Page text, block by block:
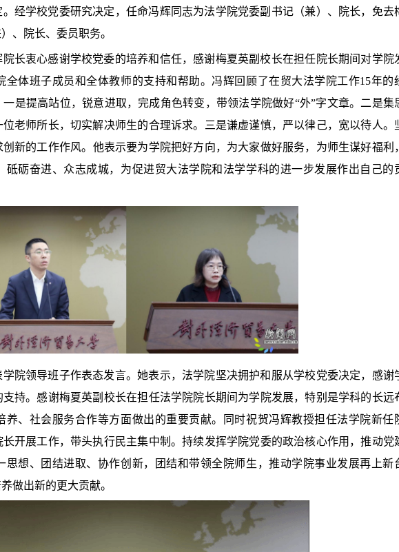
经学校党委研究决定，任命冯辉同志为法学院党委副书记（兼）、院长，免去
、院长、委员职务。
长衷心感谢学校党委的培养和信任，感谢梅夏英副校长在担任院长期间对学院
全体班子成员和全体教师的支持和帮助。冯辉回顾了在贸大法学院工作15年的
一是提高站位，锐意进取，完成角色转变，带领法学院做好“外”字文章。 二是集
老师所长，切实解决师生的合理诉求。
三是谦虚谨慎，严以律己，宽以待人。
新的工作作风。 他表示要为学院把好方向，为大家做好服务，为师生谋好福利
砥砺奋进、众志成城，为促进贸大法学院和法学学科的进一步发展作出自己的
院领导班子作表态发言。她表示，法学院坚决拥护和服从学校党委决定，感谢
持。感谢梅夏英副校长在担任法学院院长期间为学院发展，特别是学科的长远
养、社会服务合作等方面做出的重要贡献。同时祝贺冯辉教授担任法学院新任
开展工作，带头执行民主集中制。持续发挥学院党委的政治核心作用，推动党
思想、团结进取、协作创新，团结和带领全院师生，推动学院事业发展再上新
做出新的更大贡献。